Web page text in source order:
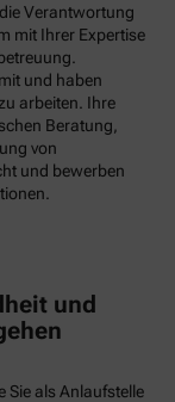
Verantwortung
mit Ihrer Expertise
und haben
arbeiten. Ihre
Beratung,
von
und bewerben
und
Sie als Anlaufstelle